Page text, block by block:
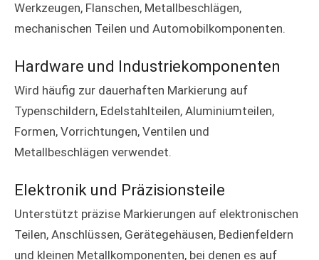
Werkzeugen, Flanschen, Metallbeschlägen,
mechanischen Teilen und Automobilkomponenten.
Hardware und Industriekomponenten
Wird häufig zur dauerhaften Markierung auf
Typenschildern, Edelstahlteilen, Aluminiumteilen,
Formen, Vorrichtungen, Ventilen und
Metallbeschlägen verwendet.
Elektronik und Präzisionsteile
Unterstützt präzise Markierungen auf elektronischen
Teilen, Anschlüssen, Gerätegehäusen, Bedienfeldern
und kleinen Metallkomponenten, bei denen es auf